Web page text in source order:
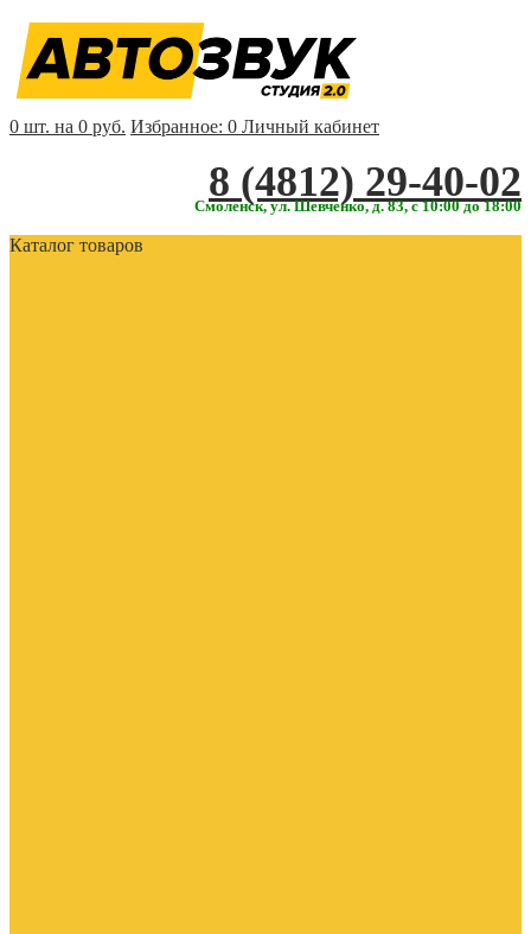
0 шт. на 0 руб. Избранное: 0 Личный кабинет
‎‎8 (4812) 29-40-02
Смоленск, ул. Шевченко, д. 83, с 10:00 до 18:00
Каталог товаров